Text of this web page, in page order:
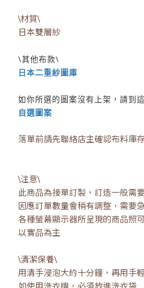
\材質\
日本雙層紗
\其他布款\
日本二重紗圖庫
如你所選的圖案沒有上架，請到
自選圖案
落單前請先聯絡店主確認布料庫
\注意\
此商品為接單訂製，訂造一般需
因應訂單數量會稍有調整，需要
各種螢幕顯示器所呈現的商品照
以實品為主
\清潔保養\
用清手浸泡大約十分鐘，再用手
如使用洗衣機，必須放進洗衣袋